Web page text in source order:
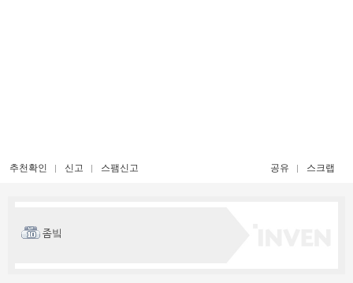
추천확인 신고 스팸신고 공유 스크랩
좀빜